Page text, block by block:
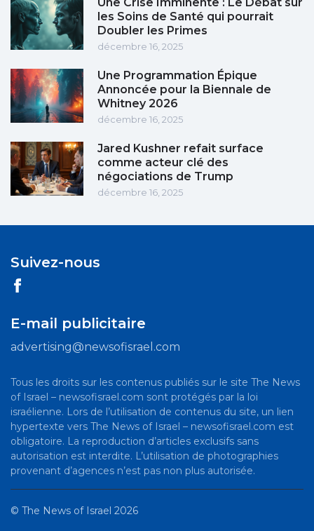
les Soins de Santé qui pourrait
Doubler les Primes
décembre 16, 2025
Une Programmation Épique
Annoncée pour la Biennale de
Whitney 2026
décembre 16, 2025
Jared Kushner refait surface
comme acteur clé des
négociations de Trump
décembre 16, 2025
Suivez-nous
E-mail publicitaire
advertising@newsofisrael.com
Tous les droits sur les contenus publiés sur le site The News
of Israel – newsofisrael.com sont protégés par la loi
israélienne. Lors de l’utilisation de contenus du site, un lien
hypertexte vers The News of Israel – newsofisrael.com est
obligatoire. La reproduction d’articles exclusifs sans
autorisation est interdite. L’utilisation de photographies
provenant d’agences n’est pas non plus autorisée.
© The News of Israel 2026